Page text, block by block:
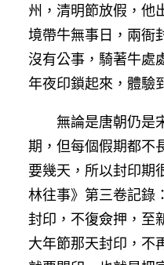
州，清明節放假，他
境帶牛無事日，兩衙
沒有公事，騎著牛處
年夜印鎖起來，體驗
無論是唐朝仍是
期，但每個假期都不
要幾天，所以封印期
林往事》第三卷記錄
封印，不復僉押，至
大年節那天封印，不